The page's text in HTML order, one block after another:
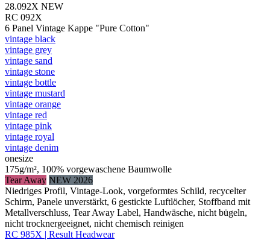
28.092X NEW
RC 092X
6 Panel Vintage Kappe "Pure Cotton"
vintage black
vintage grey
vintage sand
vintage stone
vintage bottle
vintage mustard
vintage orange
vintage red
vintage pink
vintage royal
vintage denim
onesize
175g/m², 100% vorgewaschene Baumwolle
Tear Away NEW 2026
Niedriges Profil, Vintage-Look, vorgeformtes Schild, recycelter
Schirm, Panele unverstärkt, 6 gestickte Luftlöcher, Stoffband mit
Metallverschluss, Tear Away Label, Handwäsche, nicht bügeln,
nicht trocknergeeignet, nicht chemisch reinigen
RC 985X | Result Headwear